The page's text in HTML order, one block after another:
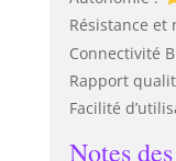
Résistance et
Connectivité
Rapport
Facilité
Notes